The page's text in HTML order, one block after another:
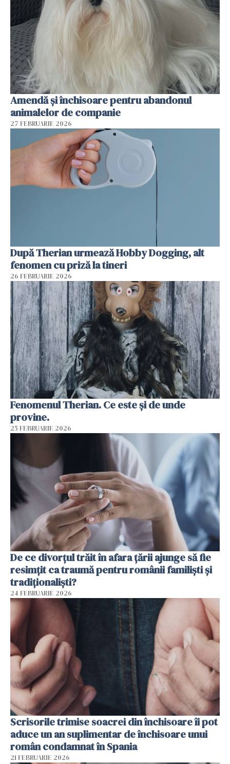
Amendă și închisoare pentru abandonul
animalelor de companie
27 FEBRUARIE 2026
După Therian urmează Hobby Dogging, alt
fenomen cu priză la tineri
26 FEBRUARIE 2026
Fenomenul Therian. Ce este și de unde
provine.
25 FEBRUARIE 2026
De ce divorțul trăit în afara țării ajunge să fie
resimțit ca traumă pentru românii familiști și
tradiționaliști?
24 FEBRUARIE 2026
Scrisorile trimise soacrei din închisoare îi pot
aduce un an suplimentar de închisoare unui
român condamnat în Spania
21 FEBRUARIE 2026